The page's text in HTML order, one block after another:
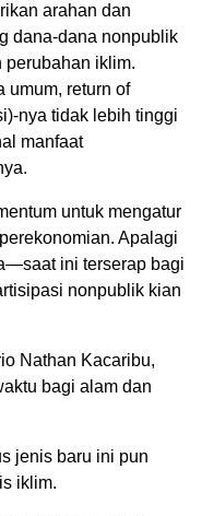
arahan dan
dana-dana nonpublik
perubahan iklim.
umum, return of
nya tidak lebih tinggi
manfaat
untuk mengatur
Apalagi
ini terserap bagi
nonpublik kian
Nathan Kacaribu,
bagi alam dan
jenis baru ini pun
iklim.